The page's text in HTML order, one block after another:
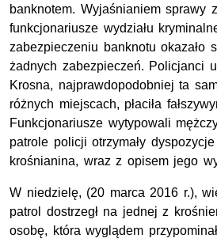
banknotem. Wyjaśnianiem sprawy
funkcjonariusze wydziału
zabezpieczeniu banknotu okazało
żadnych zabezpieczeń. Policjanci
Krosna, najprawdopodobniej ta
różnych miejscach, płaciła
Funkcjonariusze wytypowali
patrole policji otrzymały
krośnianina, wraz z opisem jego
W niedzielę, (20 marca 2016 r.),
patrol dostrzegł na jednej z
osobę, która wyglądem